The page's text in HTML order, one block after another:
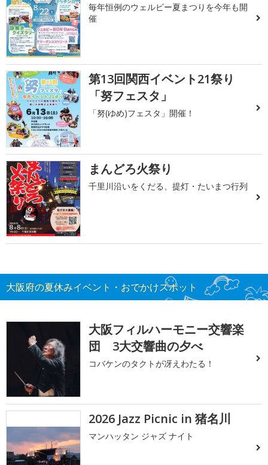
毎年恒例のウェルビー夏まつりを今年も開
催
第13回関西イベント21祭り
「努フェスタ」
「努(ゆめ)フェスタ」開催！
まんどろ火祭り
千里川沿いをくだる、提灯・たいまつ行列
大阪府の夏休みイベント・おでかけスポット
大阪フィルハーモニー交響楽
団 3大交響曲の夕べ
コバケンのタクトが冴えわたる！
2026 Jazz Picnic in 猪名川
マンハッタン ジャズ ナイト